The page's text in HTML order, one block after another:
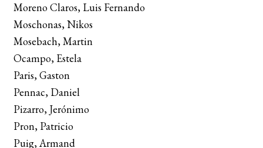
Moreno Claros, Luis Fernando
Moschonas, Nikos
Mosebach, Martin
Ocampo, Estela
Paris, Gaston
Pennac, Daniel
Pizarro, Jerónimo
Pron, Patricio
Puig, Armand